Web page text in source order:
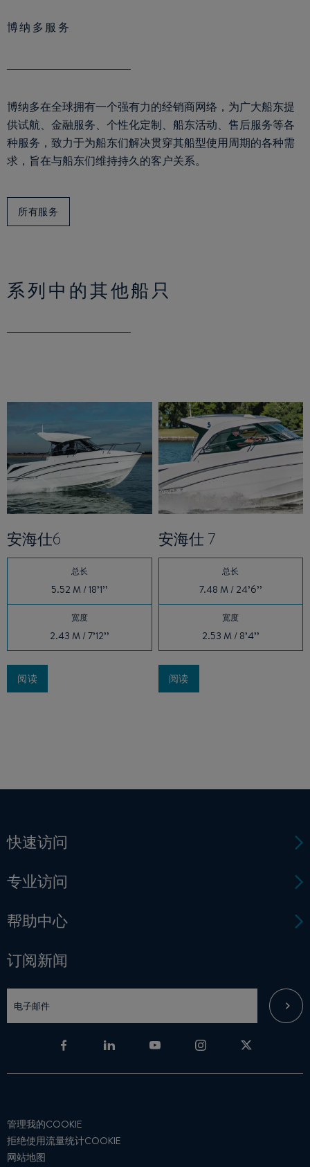
博纳多服务
博纳多在全球拥有一个强有力的经销商网络，为广大船东提
供试航、金融服务、个性化定制、船东活动、售后服务等各
种服务，致力于为船东们解决贯穿其船型使用周期的各种需
求，旨在与船东们维持持久的客户关系。
所有服务
系列中的其他船只
安海仕6
总长
5.52 M / 18’1’’
宽度
2.43 M / 7’12’’
阅读
安海仕 7
总长
7.48 M / 24’6’’
宽度
2.53 M / 8’4’’
阅读
快速访问
专业访问
帮助中心
订阅新闻
管理我的COOKIE
拒绝使用流量统计COOKIE
网站地图